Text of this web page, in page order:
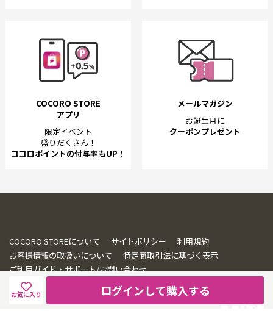
ログインして購入する
お気に入り
COCORO STORE
アプリ
限定イベント
盛りだくさん！
ココロポイントの付与率もUP！
メールマガジン
お誕生月に
クーポンプレゼント
COCORO STOREについて サイトポリシー
利用規約
お客様情報の取扱いについて
特定商取引法に基づく表示
ご利用ガイド・サポート/お問い合わせ